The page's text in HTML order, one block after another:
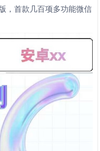
，首款几百项多功能微信